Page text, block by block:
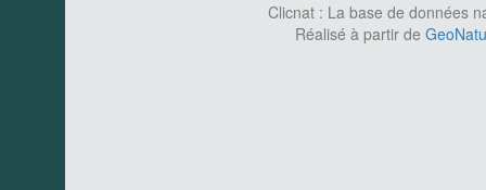
Clicnat : La base de données
Réalisé à partir de